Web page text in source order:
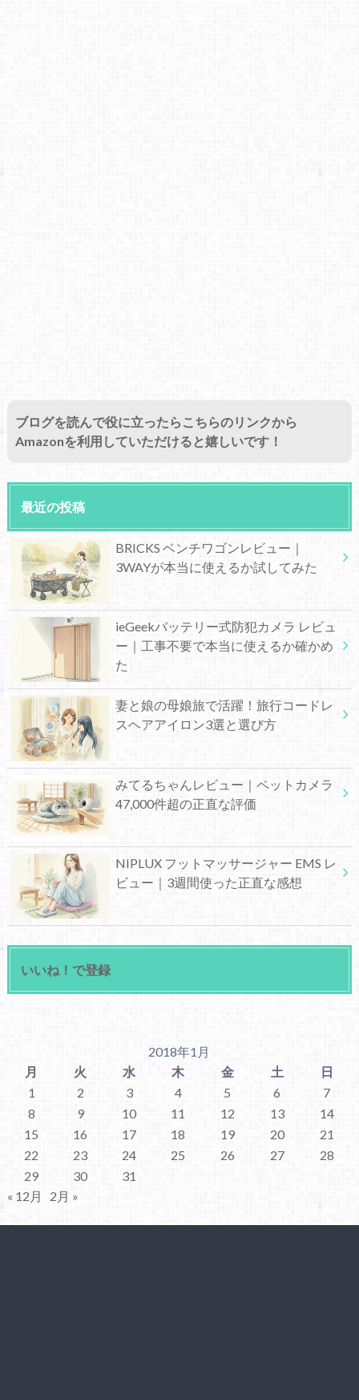
ブログを読んで役に立ったらこちらのリンクから
Amazonを利用していただけると嬉しいです！
最近の投稿
BRICKS ベンチワゴンレビュー｜
3WAYが本当に使えるか試してみた
ieGeekバッテリー式防犯カメラ レビュ
ー｜工事不要で本当に使えるか確かめ
た
妻と娘の母娘旅で活躍！旅行コードレ
スヘアアイロン3選と選び方
みてるちゃんレビュー｜ペットカメラ
47,000件超の正直な評価
NIPLUX フットマッサージャー EMS レ
ビュー｜3週間使った正直な感想
いいね！で登録
2018年1月
月
火 水 木 金 土
日
1
2 3 4 5 6
7
8
9 10 11 12 13
14
15
16 17 18 19 20
21
22
23 24 25 26 27
28
29
30
31
« 12月
2月 »